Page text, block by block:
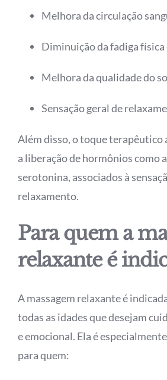
Melhora da circulação
Diminuição da fadiga física
Melhora da qualidade do
Sensação geral de
Além disso, o toque terapêutico
a liberação de hormônios como
serotonina, associados à
relaxamento.
Para quem a
relaxante é
A massagem relaxante é
todas as idades que desejam
e emocional. Ela é
para quem: